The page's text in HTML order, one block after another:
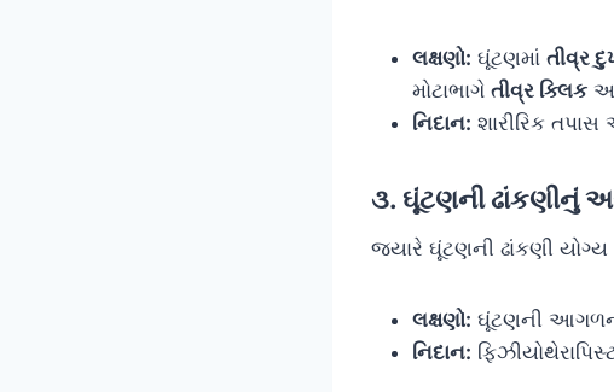
લક્ષણો: ઘૂંટણમાં તીવ્ર
મોટાભાગે તીવ્ર ક્લિક
નિદાન: શારીરિક
૩. ઘૂંટણની ઢાંકણીનું
જ્યારે ઘૂંટણની ઢાંકણી
લક્ષણો: ઘૂંટણની
નિદાન: